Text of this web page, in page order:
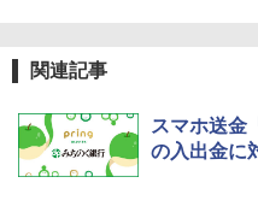
関連記事
スマホ送金
の入出金に